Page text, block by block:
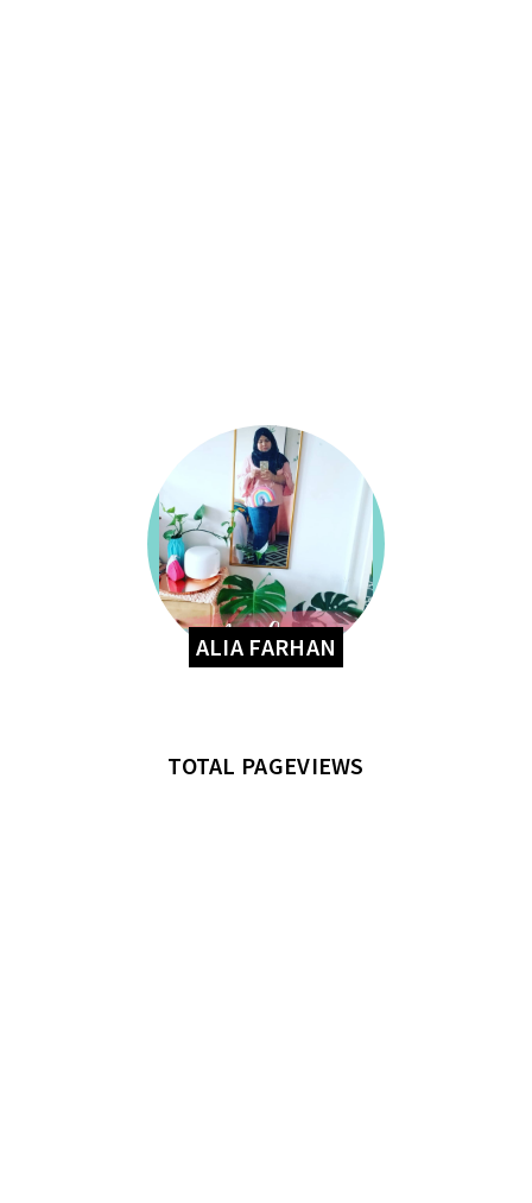
ALIA FARHAN
TOTAL PAGEVIEWS